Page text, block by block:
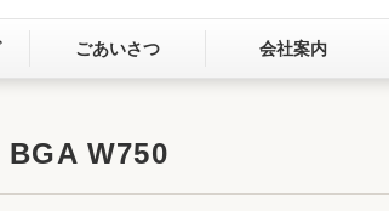
門まわり 屋根・外壁
ここちいい暮らしをつくる、価値・性能向上
ごあいさつ 会社案内
BGA W750